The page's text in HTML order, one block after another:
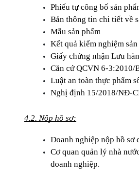
Phiếu tự công bố sản
Bản thông tin chi tiết về
Mẫu sản phẩm
Kết quả kiểm nghiệm
Giấy chứng nhận Lưu
Căn cứ QCVN 6-3:2010/
Luật an toàn thực phẩm
Nghị định 15/2018/NĐ-
4.2. Nộp hồ sơ:
Doanh nghiệp nộp hồ sơ
Cơ quan quản lý nhà
doanh nghiệp.